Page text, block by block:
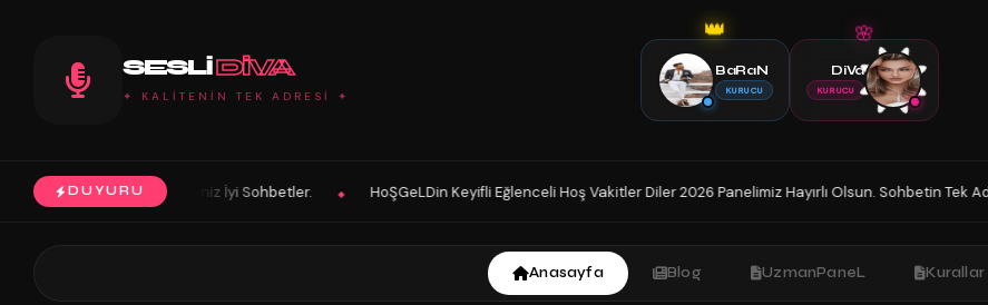
SESLIDIVA
✦ KALİTENİN TEK ADRESİ ✦
👑
BaRaN
KURUCU
🌸
DiVa
KURUCU
DUYURU
İyi Sohbetler. HoŞGeLDin Keyifli Eğlenceli Hoş Vakitler Diler 2026 Panelimiz Hayırlı Olsun. Sohbetin Tek Adresindesiniz İyi Sohbetler.
Anasayfa Blog UzmanPaneL Kurallar